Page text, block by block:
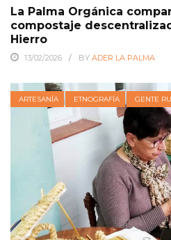
La Palma Orgánica
compostaje
Hierro
13/02/2026 BY ADER LA PALMA
ARTESANÍA ETNOGRAFÍA GENTE